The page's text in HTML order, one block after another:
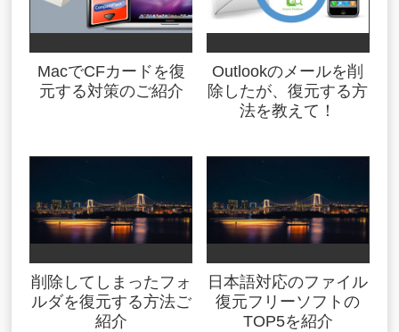
MacでCFカードを復
元する対策のご紹介
Outlookのメールを削
除したが、復元する方
法を教えて！
削除してしまったフォ
ルダを復元する方法ご
紹介
日本語対応のファイル
復元フリーソフトの
TOP5を紹介